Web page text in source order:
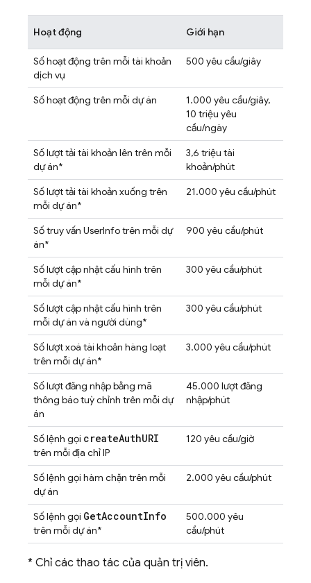
Hoạt động Giới hạn
Số hoạt động trên mỗi tài khoản
dịch vụ
500 yêu cầu/giây
Số hoạt động trên mỗi dự án
1.000 yêu cầu/giây,
10 triệu yêu
cầu/ngày
Số lượt tải tài khoản lên trên mỗi
dự án*
3,6 triệu tài
khoản/phút
Số lượt tải tài khoản xuống trên
mỗi dự án*
21.000 yêu cầu/phút
Số truy vấn UserInfo trên mỗi dự
án*
900 yêu cầu/phút
Số lượt cập nhật cấu hình trên
mỗi dự án*
300 yêu cầu/phút
Số lượt cập nhật cấu hình trên
mỗi dự án và người dùng*
300 yêu cầu/phút
Số lượt xoá tài khoản hàng loạt
trên mỗi dự án*
3.000 yêu cầu/phút
Số lượt đăng nhập bằng mã
thông báo tuỳ chỉnh trên mỗi dự
án
45.000 lượt đăng
nhập/phút
Số lệnh gọi createAuthURI
trên mỗi địa chỉ IP
120 yêu cầu/giờ
Số lệnh gọi hàm chặn trên mỗi
dự án
2.000 yêu cầu/phút
Số lệnh gọi GetAccountInfo
trên mỗi dự án*
500.000 yêu
cầu/phút
* Chỉ các thao tác của quản trị viên.